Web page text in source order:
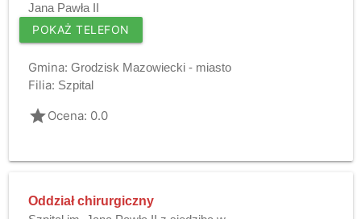
Jana Pawła II
POKAŻ TELEFON
Gmina: Grodzisk Mazowiecki - miasto
Filia: Szpital
gradeOcena: 0.0
Oddział chirurgiczny